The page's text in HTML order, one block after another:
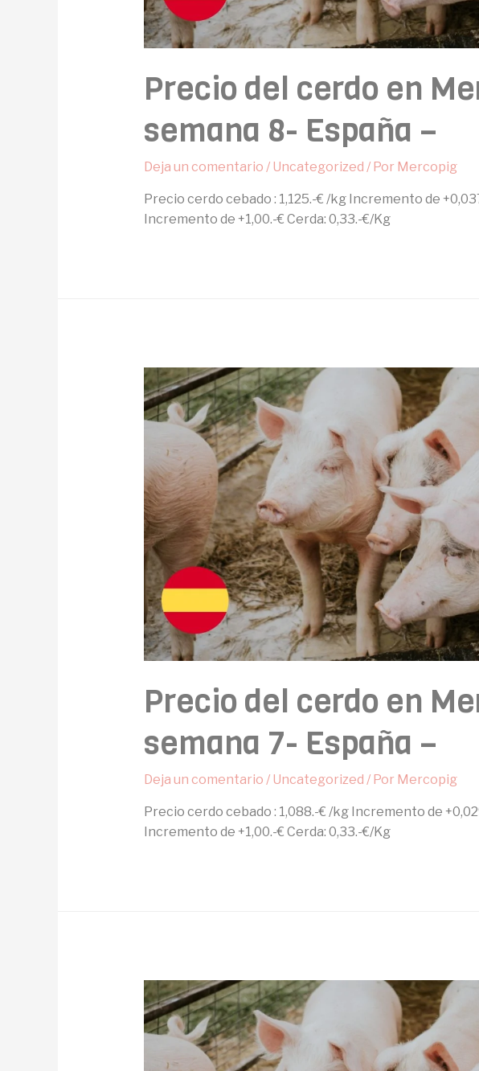
Precio del cerdo en
semana 8- España –
Deja un comentario / Uncategorized / Por Mercopig
Precio cerdo cebado : 1,125.-€ /kg Incremento de
Incremento de +1,00.-€ Cerda: 0,33.-€/Kg
Precio del cerdo en
semana 7- España –
Deja un comentario / Uncategorized / Por Mercopig
Precio cerdo cebado : 1,088.-€ /kg Incremento de
Incremento de +1,00.-€ Cerda: 0,33.-€/Kg